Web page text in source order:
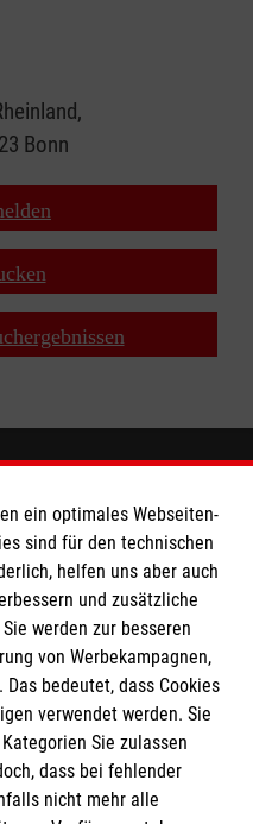
Bonn
ein optimales Webseiten-
sind für den technischen
helfen uns aber auch
und zusätzliche
werden zur besseren
von Werbekampagnen,
bedeutet, dass Cookies
verwendet werden. Sie
Sie zulassen
dass bei fehlender
nicht mehr alle